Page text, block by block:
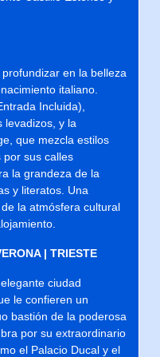
en la belleza
italiano.
Incluida),
levadizos, y la
que mezcla estilos
por sus calles
la grandeza de la
y literatos. Una
la atmósfera cultural
| TRIESTE
ciudad
le confieren un
bastión de la poderosa
por su extraordinario
el Palacio Ducal y el